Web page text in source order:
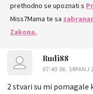
prethodno se upoznati s
Miss7Mama te sa
Zakona.
Rudi88
07:40 06. SRPANJ
2 stvari su mi pomagale